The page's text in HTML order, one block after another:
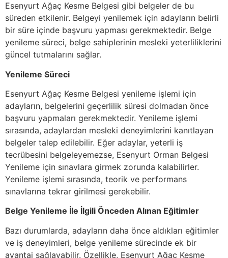
Esenyurt Ağaç Kesme Belgesi gibi belgeler de bu
süreden etkilenir. Belgeyi yenilemek için adayların belirli
bir süre içinde başvuru yapması gerekmektedir. Belge
yenileme süreci, belge sahiplerinin mesleki yeterliliklerini
güncel tutmalarını sağlar.
Yenileme Süreci
Esenyurt Ağaç Kesme Belgesi yenileme işlemi için
adayların, belgelerini geçerlilik süresi dolmadan önce
başvuru yapmaları gerekmektedir. Yenileme işlemi
sırasında, adaylardan mesleki deneyimlerini kanıtlayan
belgeler talep edilebilir. Eğer adaylar, yeterli iş
tecrübesini belgeleyemezse, Esenyurt Orman Belgesi
Yenileme için sınavlara girmek zorunda kalabilirler.
Yenileme işlemi sırasında, teorik ve performans
sınavlarına tekrar girilmesi gerekebilir.
Belge Yenileme İle İlgili Önceden Alınan Eğitimler
Bazı durumlarda, adayların daha önce aldıkları eğitimler
ve iş deneyimleri, belge yenileme sürecinde ek bir
avantaj sağlayabilir. Özellikle, Esenyurt Ağaç Kesme